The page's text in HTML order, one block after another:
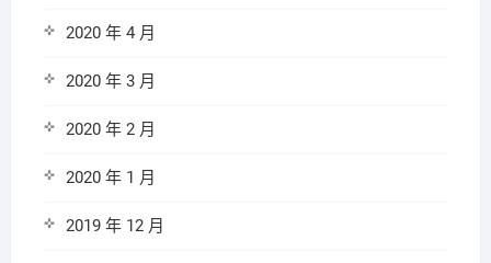
2020 年 4 月
2020 年 3 月
2020 年 2 月
2020 年 1 月
2019 年 12 月